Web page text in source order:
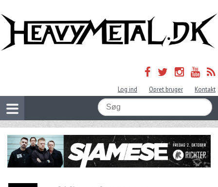
Log ind Opret bruger Kontakt